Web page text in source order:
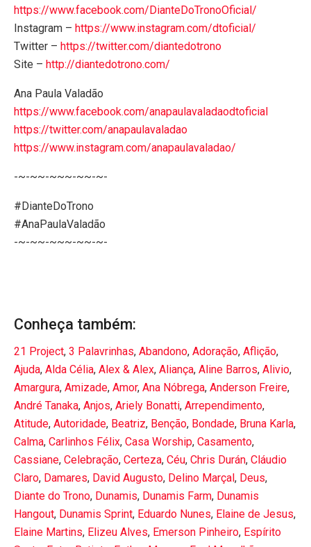
https://www.facebook.com/DianteDoTronoOficial/
Instagram – https://www.instagram.com/dtoficial/
Twitter – https://twitter.com/diantedotrono
Site – http://diantedotrono.com/
Ana Paula Valadão
https://www.facebook.com/anapaulavaladaodtoficial
https://twitter.com/anapaulavaladao
https://www.instagram.com/anapaulavaladao/
-~-~~-~~~-~~-~-
#DianteDoTrono
#AnaPaulaValadão
-~-~~-~~~-~~-~-
Conheça também:
21 Project, 3 Palavrinhas, Abandono, Adoração, Aflição,
Ajuda, Alda Célia, Alex & Alex, Aliança, Aline Barros, Alivio,
Amargura, Amizade, Amor, Ana Nóbrega, Anderson Freire,
André Tanaka, Anjos, Ariely Bonatti, Arrependimento,
Atitude, Autoridade, Beatriz, Benção, Bondade, Bruna Karla,
Calma, Carlinhos Félix, Casa Worship, Casamento,
Cassiane, Celebração, Certeza, Céu, Chris Durán, Cláudio
Claro, Damares, David Augusto, Delino Marçal, Deus,
Diante do Trono, Dunamis, Dunamis Farm, Dunamis
Hangout, Dunamis Sprint, Eduardo Nunes, Elaine de Jesus,
Elaine Martins, Elizeu Alves, Emerson Pinheiro, Espírito